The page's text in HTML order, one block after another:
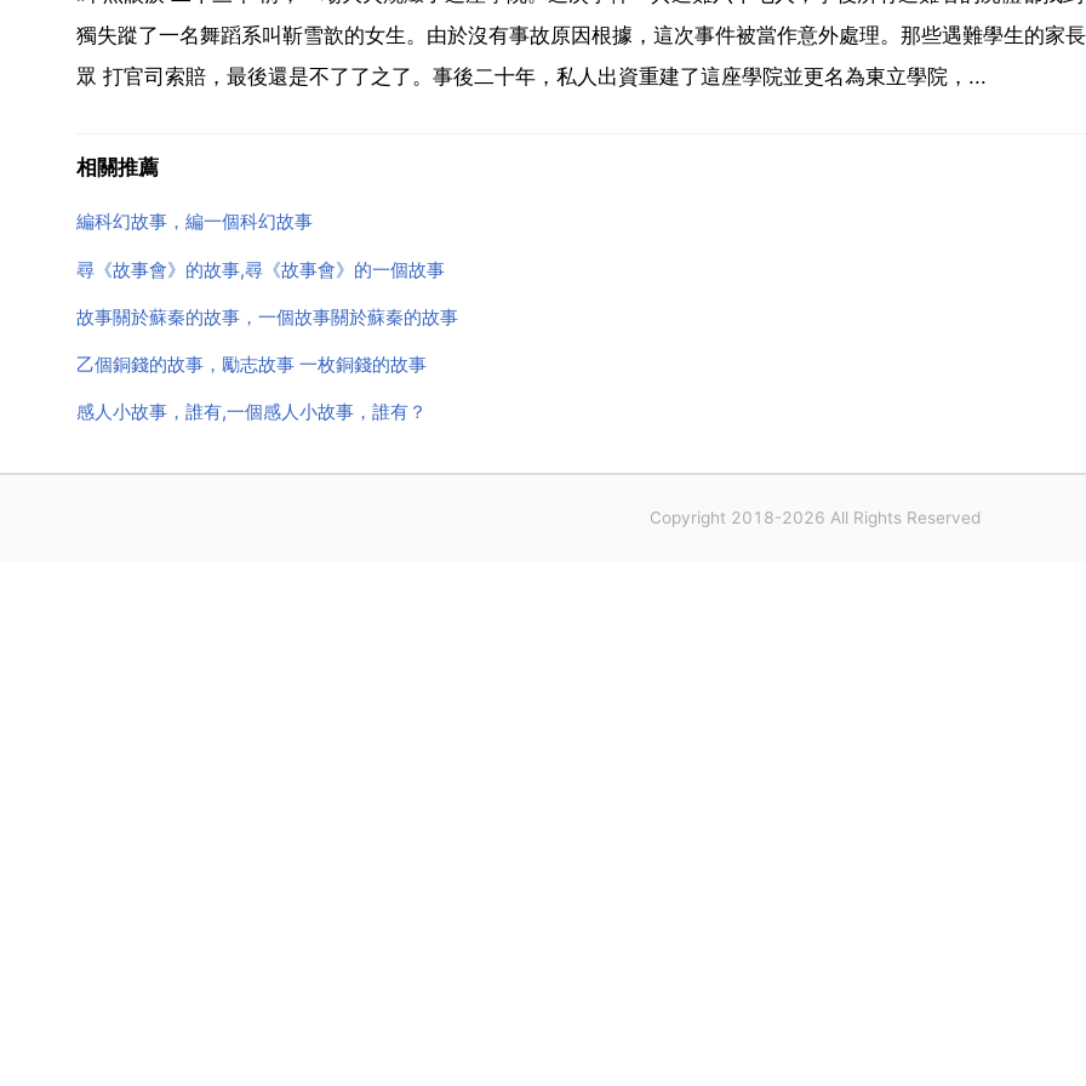
獨失蹤了一名舞蹈系叫靳雪歆的女生。由於沒有事故原因根據，這次事件被當作意外處理。那些遇難學生的家
眾 打官司索賠，最後還是不了了之了。事後二十年，私人出資重建了這座學院並更名為東立學院，...
相關推薦
編科幻故事，編一個科幻故事
尋《故事會》的故事,尋《故事會》的一個故事
故事關於蘇秦的故事，一個故事關於蘇秦的故事
乙個銅錢的故事，勵志故事 一枚銅錢的故事
感人小故事，誰有,一個感人小故事，誰有？
Copyright 2018-2026 All Rights Reserved